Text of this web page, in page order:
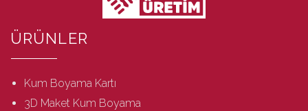
ÜRÜNLER
Kum Boyama Kartı
3D Maket Kum Boyama